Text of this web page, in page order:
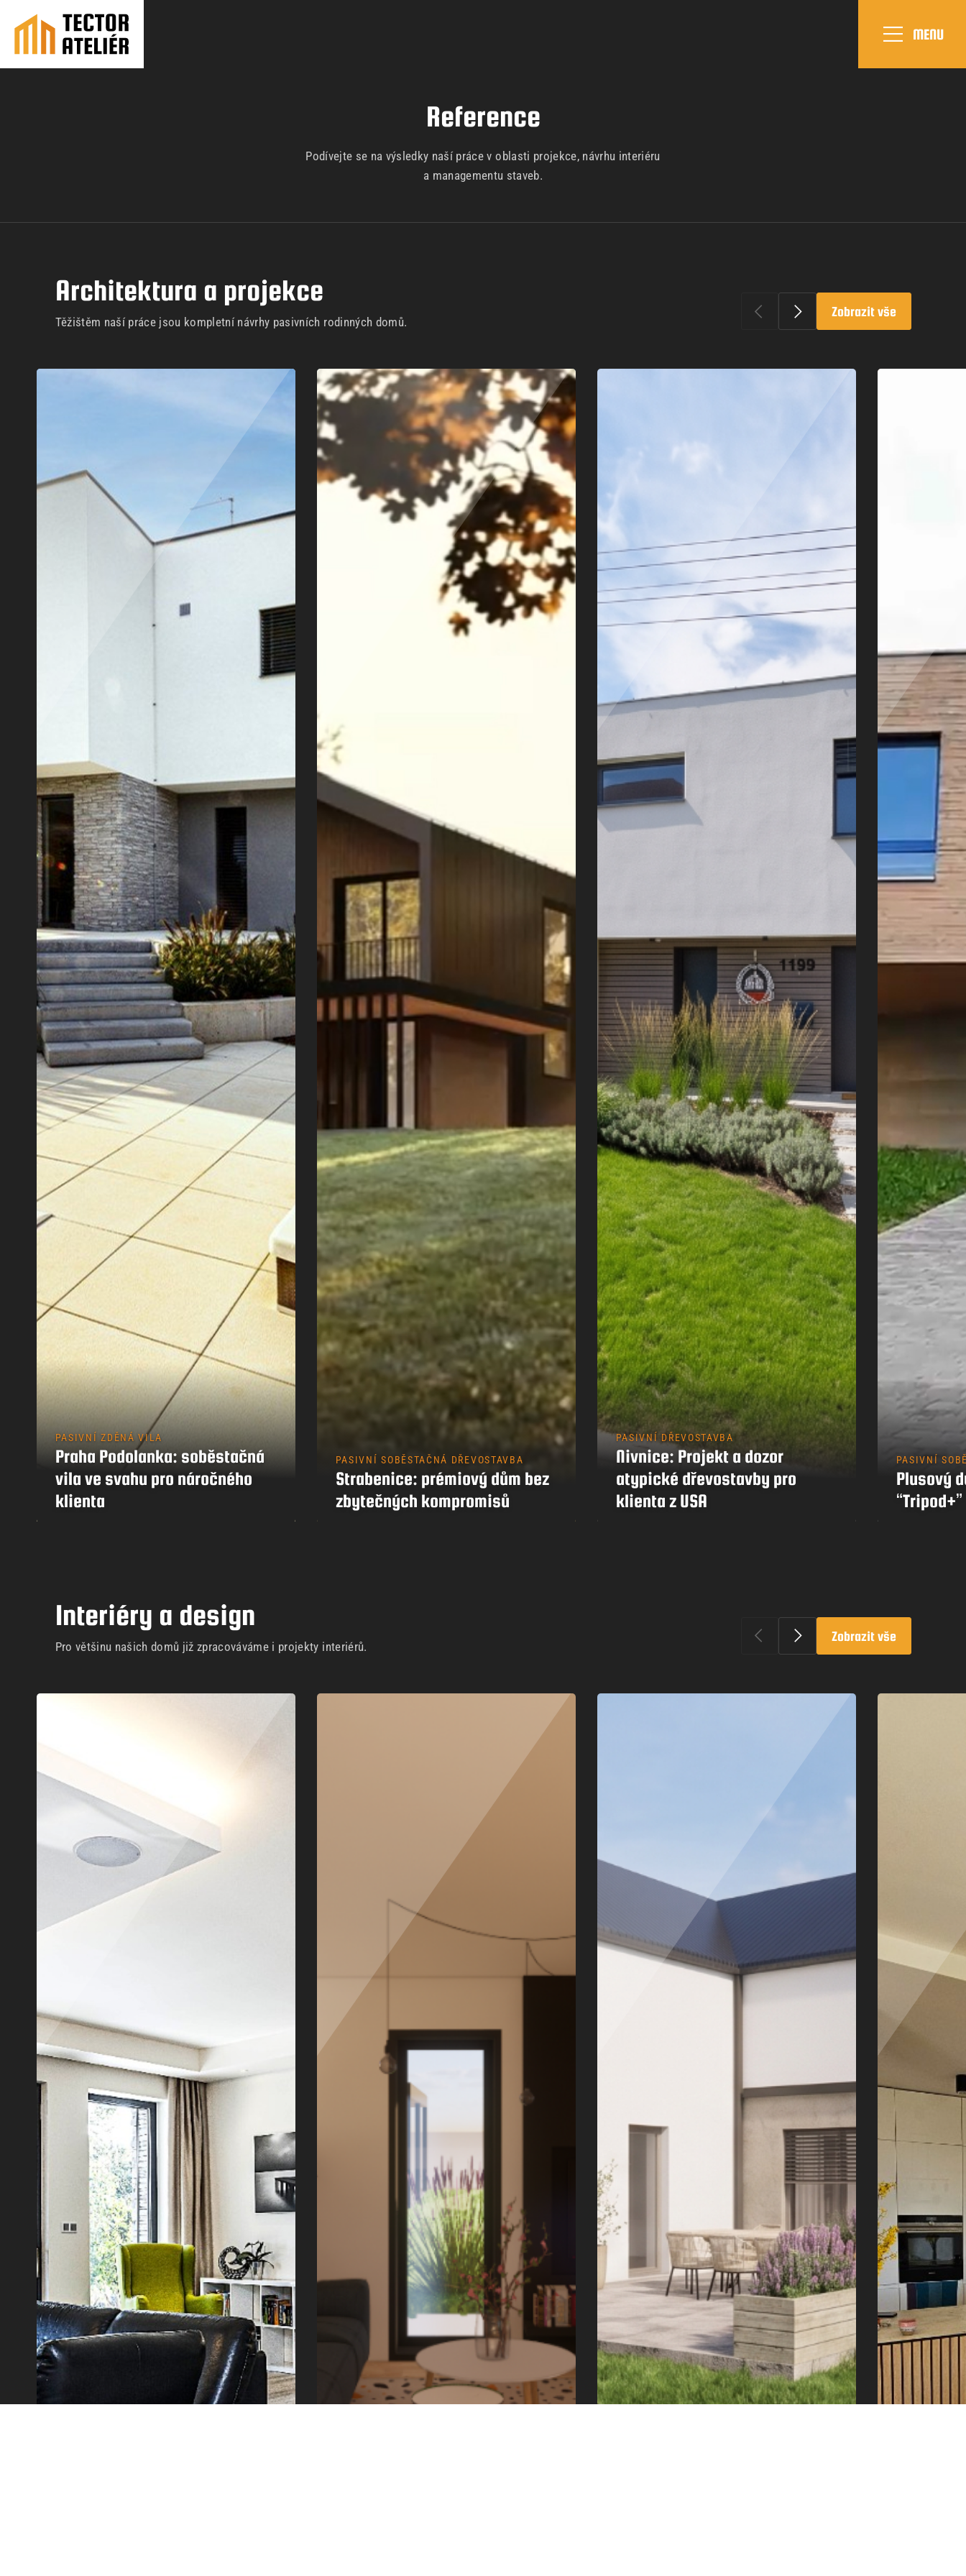
MENU
Úvod
Naše služby
Reference
Průvodce stavbou
O ateliéru
Řekli o nás
Kontakty
office@tector-atelier.cz +420 775 996 300
Reference
Podívejte se na výsledky naší práce v oblasti projekce, návrhu interiéru
a managementu staveb.
Architektura a projekce
Těžištěm naší práce jsou kompletní návrhy pasivních rodinných domů.
Zobrazit vše
PASIVNÍ ZDĚNÁ VILA
Praha Podolanka: soběstačná
vila ve svahu pro náročného
klienta
PASIVNÍ SOBĚSTAČNÁ DŘEVOSTAVBA
Strabenice: prémiový dům bez
zbytečných kompromisů
PASIVNÍ DŘEVOSTAVBA
Nivnice: Projekt a dozor
atypické dřevostavby pro
klienta z USA
PASIVNÍ
Plusový
“Tripod+”
Interiéry a design
Pro většinu našich domů již zpracováváme i projekty interiérů.
Zobrazit vše